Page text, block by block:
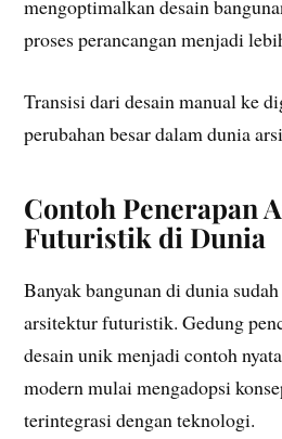
mengoptimalkan desain
proses perancangan menjadi
Transisi dari desain manual ke
perubahan besar dalam dunia
Contoh Penerapan
Futuristik di Dunia
Banyak bangunan di dunia
arsitektur futuristik. Gedung
desain unik menjadi contoh
modern mulai mengadopsi
terintegrasi dengan teknologi.